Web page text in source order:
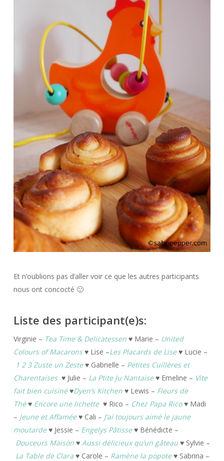
Et n’oublions pas d’aller voir ce que les autres participants
nous ont concocté 🙂
Liste des participant(e)s:
Virginie – Tea Time & Delicatessen♥ Marie – United
Colours of Macarons♥ Lise –Les Placards de Lise ♥ Lucie –
1 2 3 Zuste un Zeste♥ Gabrielle – Petites Cuillères et
Charentaises♥ Julie – La Ptite Ju Nantaise ♥ Emeline – Vite
fait bien cuisiné ♥Dyen’s Kitchen♥ Lewis – Fleurs de
Thé ♥ Encore une lichette♥ Rico – Chez Papa Rico♥ Madi
– Jeune et Affamée♥ Cali – J’ai toujours aimé le jaune
moutarde ♥ Jessie – Engelys Pâtisse♥ Bénédicte –
Douceurs Maison♥ Aussi délicieux qu’un gâteau ♥ Sylvie –
La Table de Clara♥ Carole – Ramène la popote♥ Sabrina –